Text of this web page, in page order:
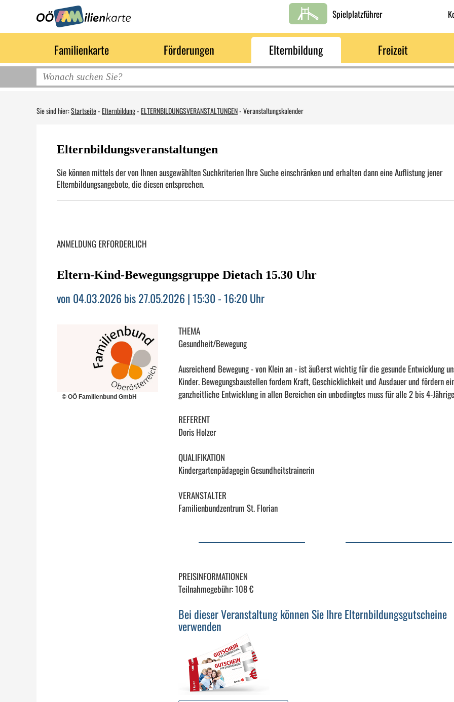
Spielplatzführer
Familienkarte Förderungen Elternbildung Freizeit
Sie sind hier:Startseite-Elternbildung-ELTERNBILDUNGSVERANSTALTUNGEN-Veranstaltungskalender
Elternbildungsveranstaltungen
Sie können mittels der von Ihnen ausgewählten Suchkriterien Ihre Suche einschränken und erhalten dann eine Auflistung jener
Elternbildungsangebote, die diesen entsprechen.
ANMELDUNG ERFORDERLICH
Eltern-Kind-Bewegungsgruppe Dietach 15.30 Uhr
von 04.03.2026 bis 27.05.2026 | 15:30 - 16:20 Uhr
© OÖ Familienbund GmbH
THEMA
Gesundheit/Bewegung
Ausreichend Bewegung - von Klein an - ist äußerst wichtig für die gesunde Entwicklung
Kinder. Bewegungsbaustellen fordern Kraft, Geschicklichkeit und Ausdauer und fördern
ganzheitliche Entwicklung in allen Bereichen ein unbedingtes muss für alle 2 bis 4-
REFERENT
Doris Holzer
QUALIFIKATION
Kindergartenpädagogin Gesundheitstrainerin
VERANSTALTER
Familienbundzentrum St. Florian
PREISINFORMATIONEN
Teilnahmegebühr: 108 €
Bei dieser Veranstaltung können Sie Ihre Elternbildungsgutscheine
verwenden